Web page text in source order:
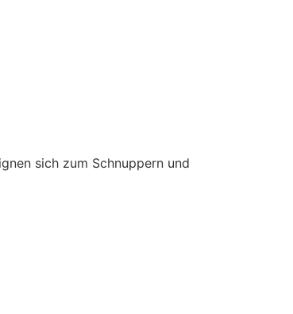
sich zum Schnuppern und